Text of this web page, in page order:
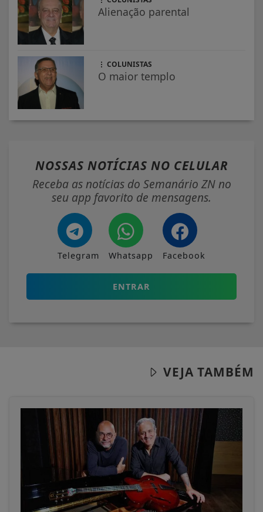
Alienação parental
COLUNISTAS
O maior templo
NOSSAS NOTÍCIAS NO CELULAR
Receba as notícias do Semanário ZN no
seu app favorito de mensagens.
Telegram Whatsapp Facebook
ENTRAR
VEJA TAMBÉM